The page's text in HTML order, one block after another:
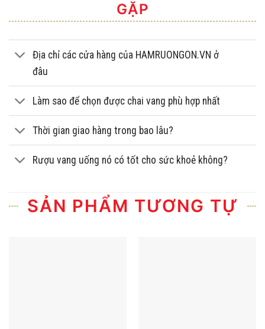
GẶP
Địa chỉ các cửa hàng của HAMRUONGON.VN ở
đâu
Làm sao để chọn được chai vang phù hợp nhất
Thời gian giao hàng trong bao lâu?
Rượu vang uống nó có tốt cho sức khoẻ không?
SẢN PHẨM TƯƠNG TỰ